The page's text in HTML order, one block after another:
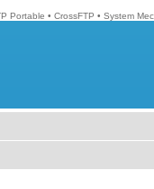
Portable • CrossFTP • System